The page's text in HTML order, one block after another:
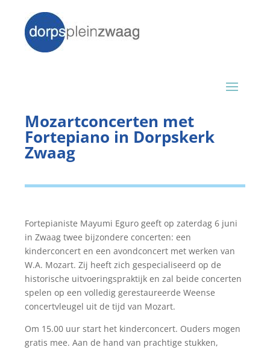
Mozartconcerten met
Fortepiano in Dorpskerk
Zwaag
Fortepianiste Mayumi Eguro geeft op zaterdag 6 juni
in Zwaag twee bijzondere concerten: een
kinderconcert en een avondconcert met werken van
W.A. Mozart. Zij heeft zich gespecialiseerd op de
historische uitvoeringspraktijk en zal beide concerten
spelen op een volledig gerestaureerde Weense
concertvleugel uit de tijd van Mozart.
Om 15.00 uur start het kinderconcert. Ouders mogen
gratis mee. Aan de hand van prachtige stukken,